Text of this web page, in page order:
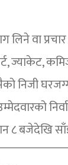
वा प्रचार
ज्याकेट,
निजी
८ बजेदेखि